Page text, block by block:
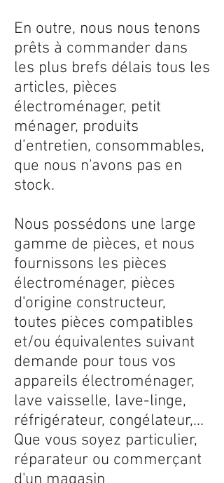
En outre, nous nous tenons
prêts à commander dans
les plus brefs délais tous les
articles, pièces
électroménager, petit
ménager, produits
d’entretien, consommables,
que nous n'avons pas en
stock.
Nous possédons une large
gamme de pièces, et nous
fournissons les pièces
électroménager, pièces
d'origine constructeur,
toutes pièces compatibles
et/ou équivalentes suivant
demande pour tous vos
appareils électroménager,
lave vaisselle, lave-linge,
réfrigérateur, congélateur,...
Que vous soyez particulier,
réparateur ou commerçant